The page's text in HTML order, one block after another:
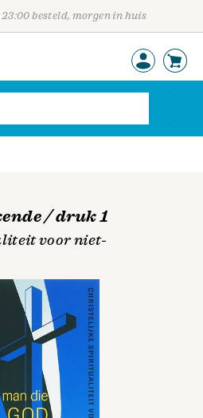
besteld, morgen in huis
/ druk 1
voor niet-